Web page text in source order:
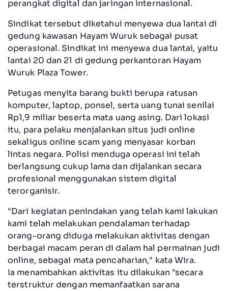
perangkat digital dan jaringan internasional.
Sindikat tersebut diketahui menyewa dua lantai di
gedung kawasan Hayam Wuruk sebagai pusat
operasional. Sindikat ini menyewa dua lantai, yaitu
lantai 20 dan 21 di gedung perkantoran Hayam
Wuruk Plaza Tower.
Petugas menyita barang bukti berupa ratusan
komputer, laptop, ponsel, serta uang tunai senilai
Rp1,9 miliar beserta mata uang asing. Dari lokasi
itu, para pelaku menjalankan situs judi online
sekaligus online scam yang menyasar korban
lintas negara. Polisi menduga operasi ini telah
berlangsung cukup lama dan dijalankan secara
profesional menggunakan sistem digital
terorganisir.
"Dari kegiatan penindakan yang telah kami lakukan
kami telah melakukan pendalaman terhadap
orang-orang diduga melakukan aktivitas dengan
berbagai macam peran di dalam hal permainan judi
online, sebagai mata pencaharian," kata Wira.
Ia menambahkan aktivitas itu dilakukan "secara
terstruktur dengan memanfaatkan sarana